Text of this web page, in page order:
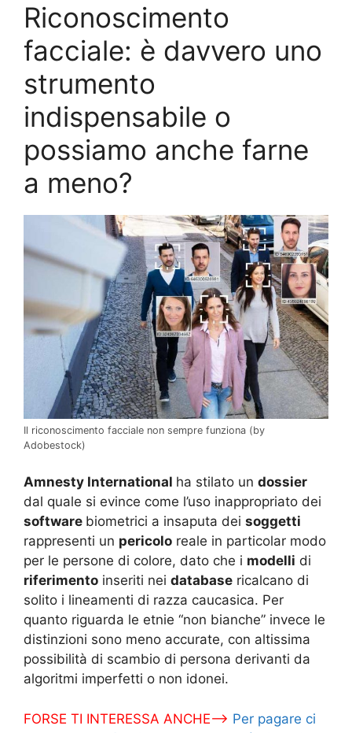
Riconoscimento
facciale: è davvero uno
strumento
indispensabile o
possiamo anche farne
a meno?
Il riconoscimento facciale non sempre funziona (by
Adobestock)
Amnesty International ha stilato un dossier
dal quale si evince come l’uso inappropriato dei
software biometrici a insaputa dei soggetti
rappresenti un pericolo reale in particolar modo
per le persone di colore, dato che i modelli di
riferimento inseriti nei database ricalcano di
solito i lineamenti di razza caucasica. Per
quanto riguarda le etnie “non bianche” invece le
distinzioni sono meno accurate, con altissima
possibilità di scambio di persona derivanti da
algoritmi imperfetti o non idonei.
FORSE TI INTERESSA ANCHE–> Per pagare ci